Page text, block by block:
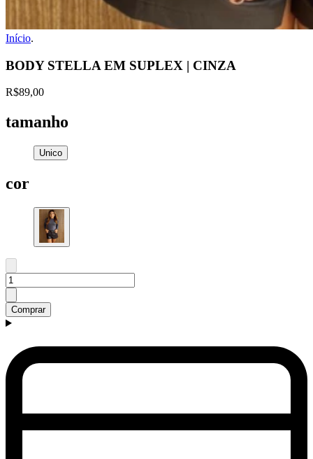
Início.
BODY STELLA EM SUPLEX | CINZA
R$89,00
tamanho
Unico
cor
Comprar